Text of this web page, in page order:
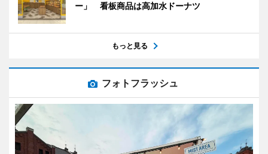
ー」 看板商品は高加水ドーナツ
もっと見る
フォトフラッシュ